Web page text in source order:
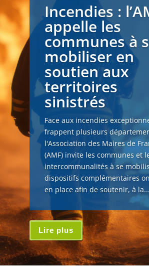
Incendies :
appelle les
communes à
mobiliser en
soutien aux
territoires
sinistrés
Face aux incendies
frappent plusieurs
l'Association des Maires de
(AMF) invite les communes et
intercommunalités à se
dispositifs complémentaires
en place afin de soutenir, à la...
Lire plus